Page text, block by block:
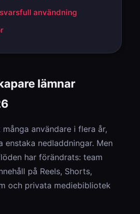
användning
lämnar
användare i flera år,
enstaka nedladdningar. Men
har förändrats: team
på Reels, Shorts,
och privata mediebibliotek